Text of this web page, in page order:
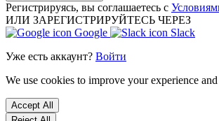
Регистрируясь, вы соглашаетесь с
ИЛИ ЗАРЕГИСТРИРУЙТЕСЬ ЧЕРЕЗ
Google
Slack
Уже есть аккаунт? Войти
We use cookies to improve your experience
Accept All